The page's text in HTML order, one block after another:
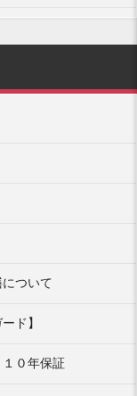
ついて
ド】
０年保証